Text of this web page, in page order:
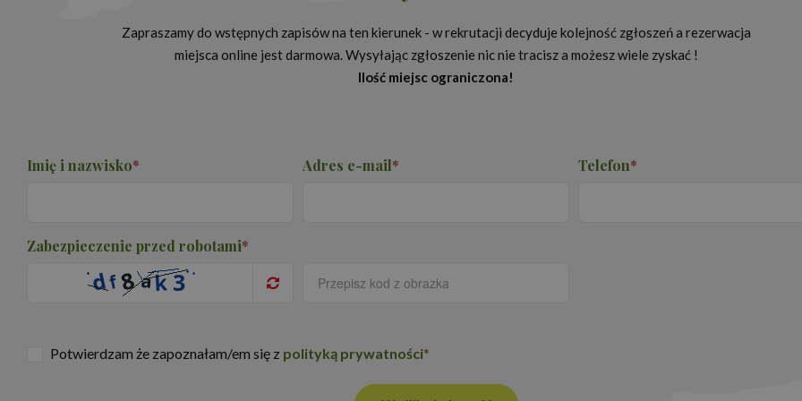
Zapraszamy do wstępnych zapisów na ten kierunek - w rekrutacji decyduje kolejność zgłoszeń a rezerwacja
miejsca online jest darmowa. Wysyłając zgłoszenie nic nie tracisz a możesz wiele zyskać !
Ilość miejsc ograniczona!
Imię i nazwisko* Adres e-mail* Telefon*
Zabezpieczenie przed robotami*
Potwierdzam że zapoznałam/em się z polityką prywatności*
Provider
_ga
1 rok 1 miesiąc
Ta nazwa pliku cookie jest powiązana z
Analytics - co stanowi istotną aktualizację